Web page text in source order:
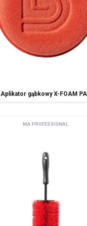
Aplikator gąbkowy X-FOAM
MA PROFESSIONAL